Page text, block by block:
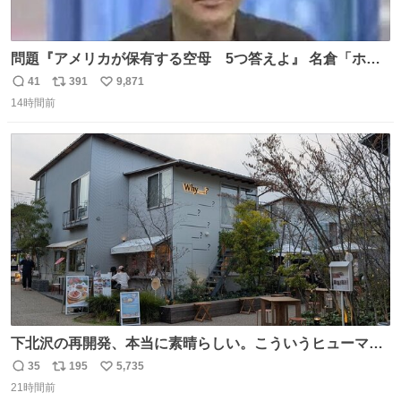
問題『アメリカが保有する空母 5つ答えよ』 名倉「ホン
マごめん、日本」
返
信
41
リ
ポ
数
391
い
数
9,871
14時間前
下北沢の再開発、本当に素晴らしい。こういうヒューマン
スケールの開発がいいんだよ。
返
信
35
リ
ポ
195
い
5,735
21時間前